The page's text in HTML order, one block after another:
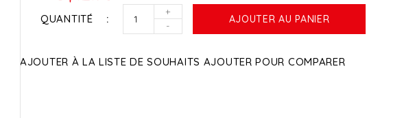
QUANTITÉ
+
-
AJOUTER AU PANIER
AJOUTER À LA LISTE DE SOUHAITS AJOUTER POUR COMPARER